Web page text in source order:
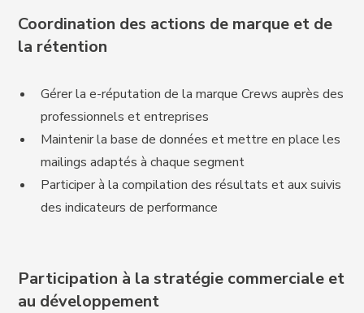
Coordination des actions de marque et de
la rétention
Gérer la e-réputation de la marque Crews auprès des
professionnels et entreprises
Maintenir la base de données et mettre en place les
mailings adaptés à chaque segment
Participer à la compilation des résultats et aux suivis
des indicateurs de performance
Participation à la stratégie commerciale et
au développement